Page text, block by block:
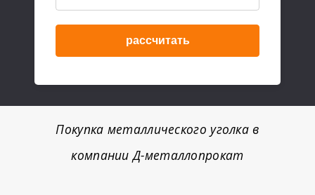
рассчитать
Покупка металлического уголка в
компании Д-металлопрокат